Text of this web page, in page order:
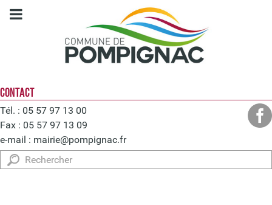
CONTACT
Tél. : 05 57 97 13 00
Fax : 05 57 97 13 09
e-mail : mairie@pompignac.fr
Rechercher